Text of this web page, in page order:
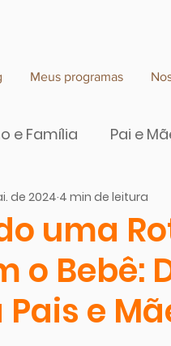
Meus programas
e Família Pai e
uma
o Bebê:
e
de 2024 4 min de leitura